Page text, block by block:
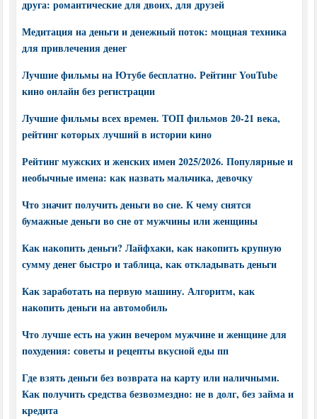
друга: романтические для двоих, для друзей
Медитация на деньги и денежный поток: мощная техника
для привлечения денег
Лучшие фильмы на Ютубе бесплатно. Рейтинг YouTube
кино онлайн без регистрации
Лучшие фильмы всех времен. ТОП фильмов 20-21 века,
рейтинг которых лучший в истории кино
Рейтинг мужских и женских имен 2025/2026. Популярные и
необычные имена: как назвать мальчика, девочку
Что значит получить деньги во сне. К чему снятся
бумажные деньги во сне от мужчины или женщины
Как накопить деньги? Лайфхаки, как накопить крупную
сумму денег быстро и таблица, как откладывать деньги
Как заработать на первую машину. Алгоритм, как
накопить деньги на автомобиль
Что лучше есть на ужин вечером мужчине и женщине для
похудения: советы и рецепты вкусной еды пп
Где взять деньги без возврата на карту или наличными.
Как получить средства безвозмездно: не в долг, без займа и
кредита